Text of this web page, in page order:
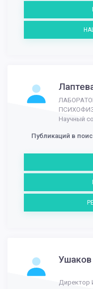
Научный
Публикаций в
Директор